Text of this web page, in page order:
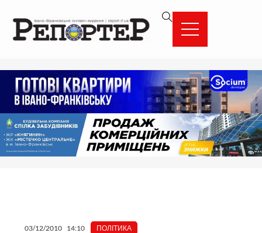
вмісту
03/12/2010 14:10 ПОЛІТИКА